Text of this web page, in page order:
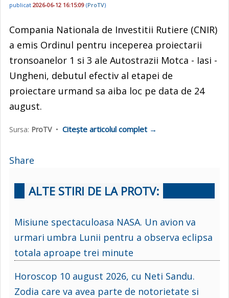
publicat 2026-06-12 16:15:09 (ProTV)
Compania Nationala de Investitii Rutiere (CNIR)
a emis Ordinul pentru inceperea proiectarii
tronsoanelor 1 si 3 ale Autostrazii Motca - Iasi -
Ungheni, debutul efectiv al etapei de
proiectare urmand sa aiba loc pe data de 24
august.
Sursa: ProTV• Citește articolul complet →
Share
ALTE STIRI DE LA PROTV:
Misiune spectaculoasa NASA. Un avion va
urmari umbra Lunii pentru a observa eclipsa
totala aproape trei minute
Horoscop 10 august 2026, cu Neti Sandu.
Zodia care va avea parte de notorietate si